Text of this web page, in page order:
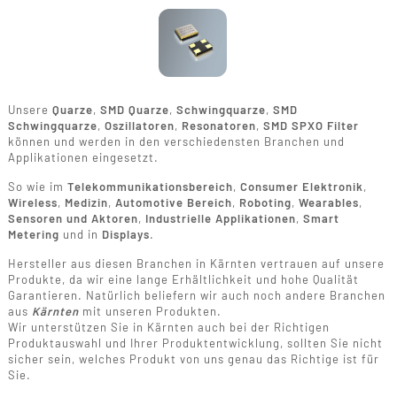
Unsere Quarze, SMD Quarze, Schwingquarze, SMD
Schwingquarze, Oszillatoren, Resonatoren, SMD SPXO Filter
können und werden in den verschiedensten Branchen und
Applikationen eingesetzt.
So wie im Telekommunikationsbereich, Consumer Elektronik,
Wireless, Medizin, Automotive Bereich, Roboting, Wearables,
Sensoren und Aktoren, Industrielle Applikationen, Smart
Metering und in Displays.
Hersteller aus diesen Branchen in Kärnten vertrauen auf unsere
Produkte, da wir eine lange Erhältlichkeit und hohe Qualität
Garantieren. Natürlich beliefern wir auch noch andere Branchen
aus Kärnten mit unseren Produkten.
Wir unterstützen Sie in Kärnten auch bei der Richtigen
Produktauswahl und Ihrer Produktentwicklung, sollten Sie nicht
sicher sein, welches Produkt von uns genau das Richtige ist für
Sie.